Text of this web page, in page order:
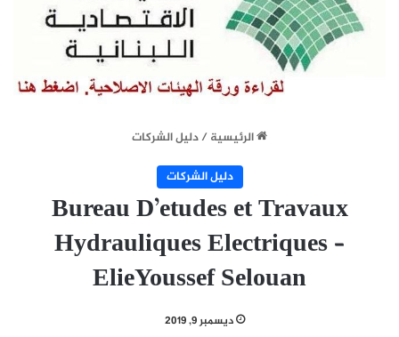
الرئيسية/دليل الشركات
دليل الشركات
Bureau D’etudes et Travaux
Hydrauliques Electriques –
ElieYoussef Selouan
ديسمبر 9, 2019